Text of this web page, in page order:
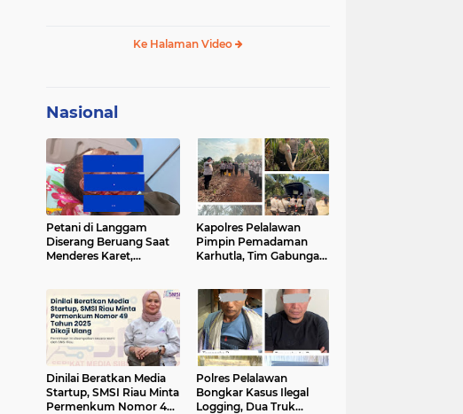
Ke Halaman Video
Nasional
Petani di Langgam
Diserang Beruang Saat
Menderes Karet,
Kapolres Pelalawan
Pimpin Pemadaman
Karhutla, Tim Gabungan
Dinilai Beratkan Media
Startup, SMSI Riau Minta
Permenkum Nomor 49
Polres Pelalawan
Bongkar Kasus Ilegal
Logging, Dua Truk